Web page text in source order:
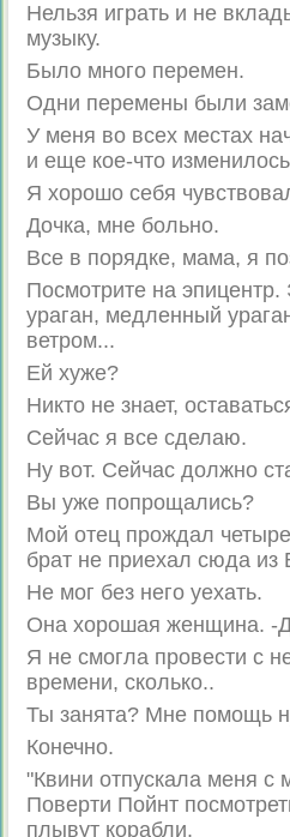
Нельзя играть и не
музыку.
Было много перемен.
Одни перемены были
У меня во всех местах
и еще кое-что
Я хорошо себя
Дочка, мне больно.
Все в порядке, мама, я
Посмотрите на
ураган, медленный
ветром...
Ей хуже?
Никто не знает,
Сейчас я все сделаю.
Ну вот. Сейчас должно
Вы уже попрощались?
Мой отец прождал
брат не приехал сюда из
Не мог без него уехать.
Она хорошая женщина. -
Я не смогла провести с
времени, сколько..
Ты занята? Мне помощь
Конечно.
"Квини отпускала меня с
Поверти Пойнт
плывут корабли.